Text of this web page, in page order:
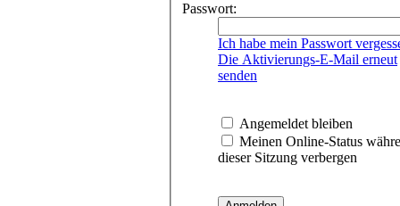
Passwort:
Ich habe mein Passwort
Die Aktivierungs-E-Mail erneut
senden
Angemeldet bleiben
Meinen Online-Status
dieser Sitzung verbergen